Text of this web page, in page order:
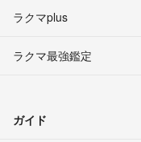
ラクマplus
ラクマ最強鑑定
ガイド